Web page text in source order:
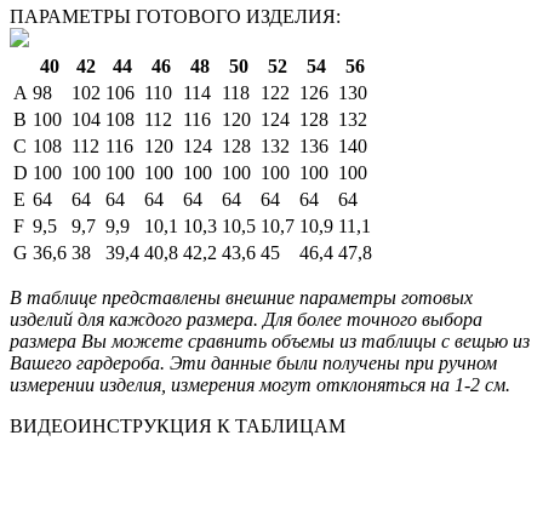
ПАРАМЕТРЫ ГОТОВОГО ИЗДЕЛИЯ:
40 42 44 46 48 50 52 54
56
A 98 102 106 110 114 118 122 126 130
B 100 104 108 112 116 120 124 128 132
C 108 112 116 120 124 128 132 136 140
D 100 100 100 100 100 100 100 100 100
E 64 64 64 64 64 64 64 64
64
F 9,5 9,7 9,9 10,1 10,3 10,5 10,7 10,9 11,1
G 36,6 38 39,4 40,8 42,2 43,6 45 46,4 47,8
В таблице представлены внешние параметры готовых
изделий для каждого размера. Для более точного выбора
размера Вы можете сравнить объемы из таблицы с вещью из
Вашего гардероба. Эти данные были получены при ручном
измерении изделия, измерения могут отклоняться на 1-2 см.
ВИДЕОИНСТРУКЦИЯ К ТАБЛИЦАМ